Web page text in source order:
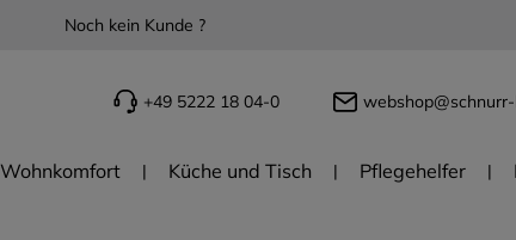
Noch kein Kunde ?
+49 5222 18 04-0
Wohnkomfort Küche und Tisch Pflegehelfer